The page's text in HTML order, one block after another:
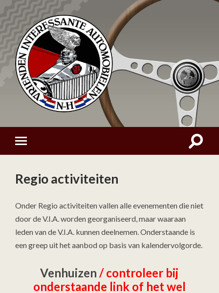
Regio activiteiten
Onder Regio activiteiten vallen alle evenementen die niet
door de V.I.A. worden georganiseerd, maar waaraan
leden van de V.I.A. kunnen deelnemen. Onderstaande is
een greep uit het aanbod op basis van kalendervolgorde.
Venhuizen / controleer bij
onderstaande link of het wel